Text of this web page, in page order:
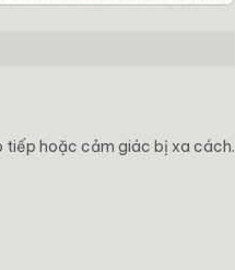
tiếp hoặc cảm giác bị xa cách.